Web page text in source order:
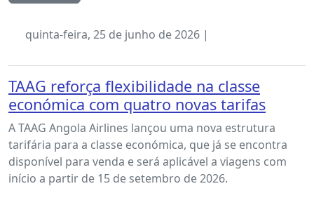
quinta-feira, 25 de junho de 2026 |
TAAG reforça flexibilidade na classe
económica com quatro novas tarifas
A TAAG Angola Airlines lançou uma nova estrutura
tarifária para a classe económica, que já se encontra
disponível para venda e será aplicável a viagens com
início a partir de 15 de setembro de 2026.